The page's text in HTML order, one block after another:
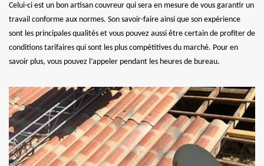
Celui-ci est un bon artisan couvreur qui sera en mesure de vous garantir un
travail conforme aux normes. Son savoir-faire ainsi que son expérience
sont les principales qualités et vous pouvez aussi être certain de profiter de
conditions tarifaires qui sont les plus compétitives du marché. Pour en
savoir plus, vous pouvez l’appeler pendant les heures de bureau.